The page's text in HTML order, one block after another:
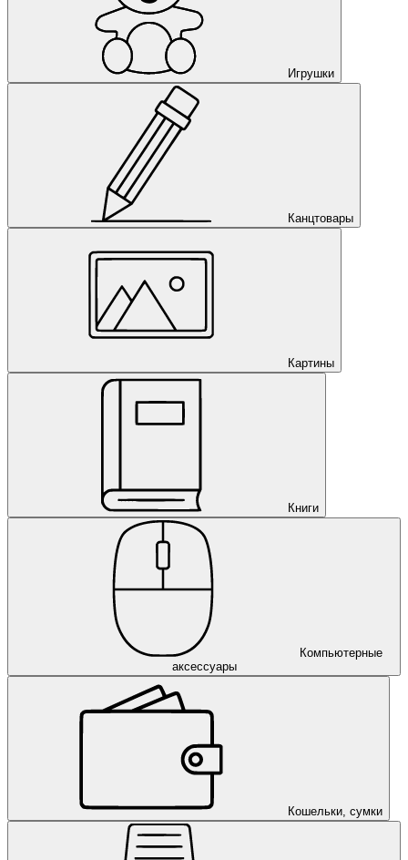
Игрушки
Канцтовары
Картины
Книги
Компьютерные
аксессуары
Кошельки, сумки